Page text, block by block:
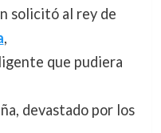
solicitó al rey de
,
que pudiera
devastado por los